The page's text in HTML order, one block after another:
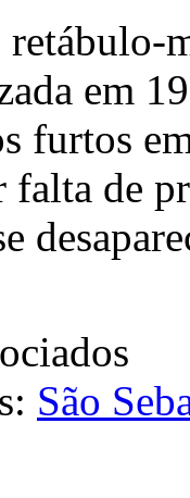
em
furtos
de
São